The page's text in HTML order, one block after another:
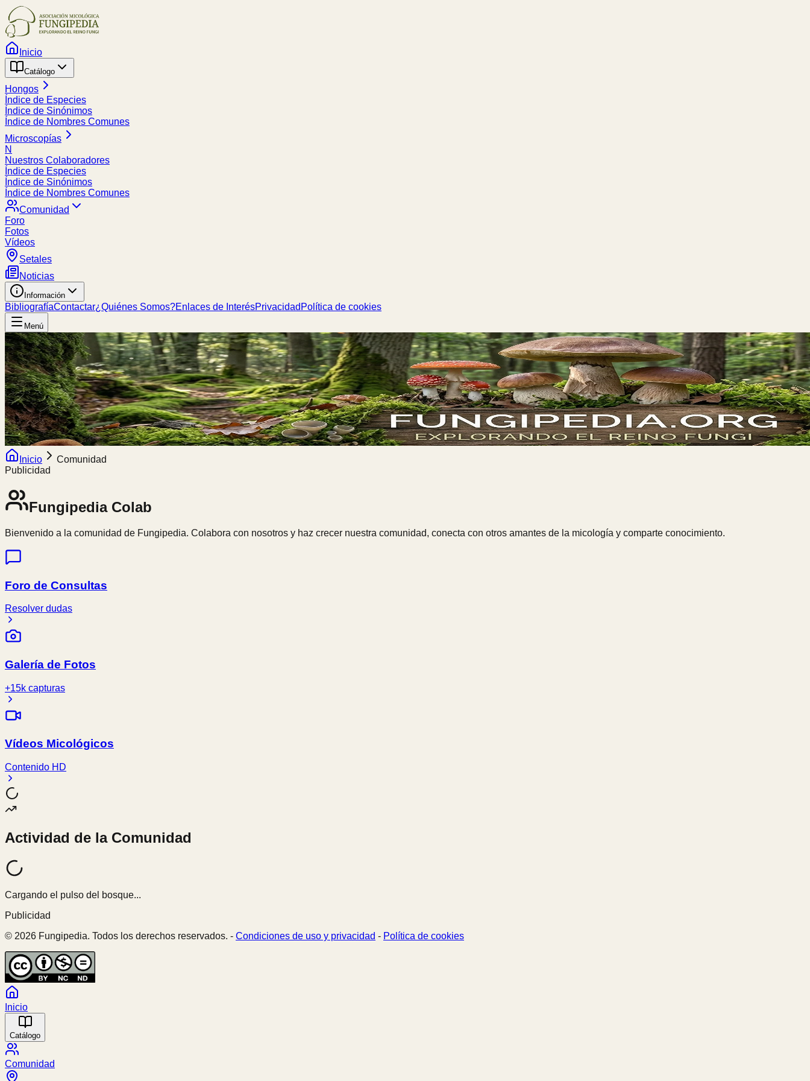
Inicio
Catálogo
Hongos
Índice de Especies
Índice de Sinónimos
Índice de Nombres Comunes
Microscopías
N
Nuestros Colaboradores
Índice de Especies
Índice de Sinónimos
Índice de Nombres Comunes
Comunidad
Foro
Fotos
Vídeos
Setales
Noticias
Información
BibliografíaContactar¿Quiénes Somos?Enlaces de InterésPrivacidad Política de cookies
Menú
Inicio
Comunidad
Publicidad
FungipediaColab
Bienvenido a la comunidad de Fungipedia. Colabora con nosotros y haz crecer nuestra comunidad, conecta con otros amantes de la micología y comparte conocimiento.
Foro de Consultas
Resolver dudas
Galería de Fotos
+15k capturas
Vídeos Micológicos
Contenido HD
Actividad de la Comunidad
Cargando el pulso del bosque...
Publicidad
© 2026 Fungipedia. Todos los derechos reservados. - Condiciones de uso y privacidad - Política de cookies
Inicio
Catálogo
Comunidad